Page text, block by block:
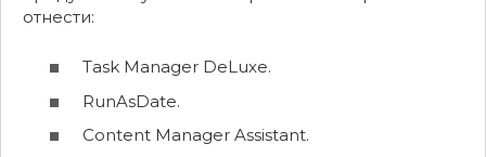
отнести:
Task Manager DeLuxe.
RunAsDate.
Content Manager Assistant.